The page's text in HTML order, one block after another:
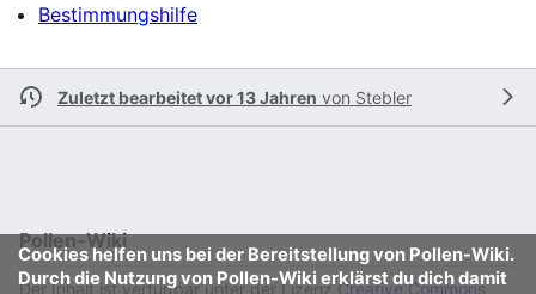
Bestimmungshilfe
Zuletzt bearbeitet vor 13 Jahren von Stebler
Cookies helfen uns bei der Bereitstellung von Pollen-Wiki.
Durch die Nutzung von Pollen-Wiki erklärst du dich damit
Pollen-Wiki
Der Inhalt ist verfügbar unter der LizenzCreative Commons